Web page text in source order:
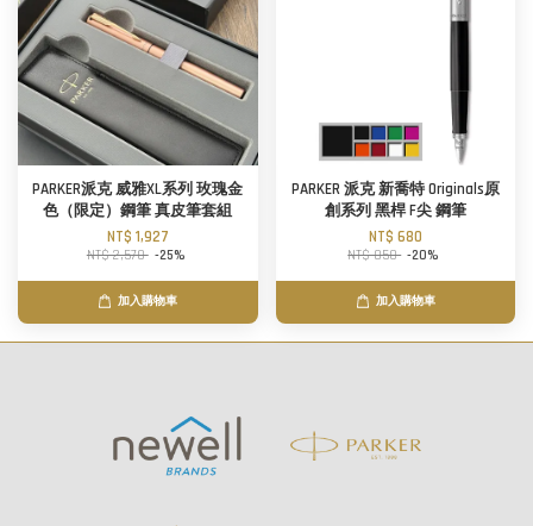
PARKER派克 威雅XL系列 玫瑰金
色（限定）鋼筆 真皮筆套組
NT$ 1,927
NT$ 2,570 -25%
加入購物車
PARKER 派克 新喬特 Originals原
創系列 黑桿 F尖 鋼筆
NT$ 680
NT$ 850 -20%
加入購物車